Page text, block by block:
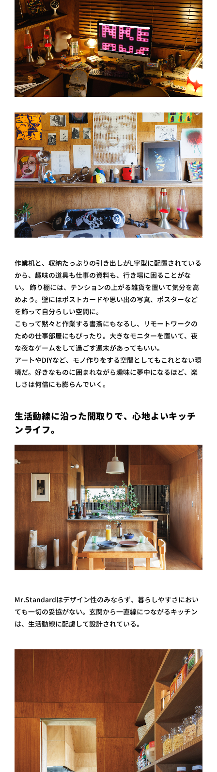
作業机と、収納たっぷりの引き出しがL字型に配置されている
から、趣味の道具も仕事の資料も、行き場に困ることがな
い。 飾り棚には、テンションの上がる雑貨を置いて気分を高
めよう。壁にはポストカードや思い出の写真、ポスターなど
を飾って自分らしい空間に。
こもって黙々と作業する書斎にもなるし、リモートワークの
ための仕事部屋にもぴったり。大きなモニターを置いて、夜
な夜なゲームをして過ごす週末があってもいい。
アートやDIYなど、モノ作りをする空間としてもこれとない環
境だ。好きなものに囲まれながら趣味に夢中になるほど、楽
しさは何倍にも膨らんでいく。
生活動線に沿った間取りで、心地よいキッチ
ンライフ。
Mr.Standardはデザイン性のみならず、暮らしやすさにおい
ても一切の妥協がない。玄関から一直線につながるキッチン
は、生活動線に配慮して設計されている。